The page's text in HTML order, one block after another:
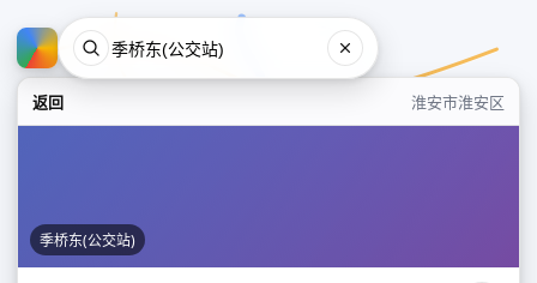
返回 淮安市淮安区
季桥东(公交站)